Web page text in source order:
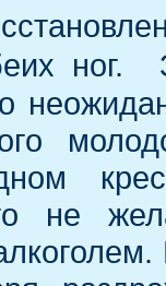
ног.
не